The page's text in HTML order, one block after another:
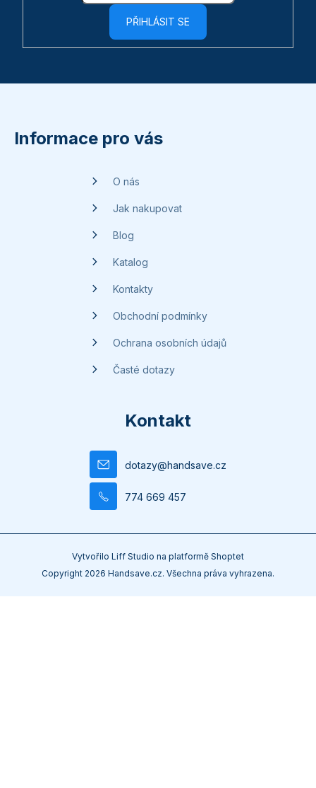
PŘIHLÁSIT SE
Informace pro vás
O nás
Jak nakupovat
Blog
Katalog
Kontakty
Obchodní podmínky
Ochrana osobních údajů
Časté dotazy
Kontakt
dotazy@handsave.cz
774 669 457
Vytvořilo Liff Studio na platformě Shoptet
Copyright 2026 Handsave.cz. Všechna práva vyhrazena.